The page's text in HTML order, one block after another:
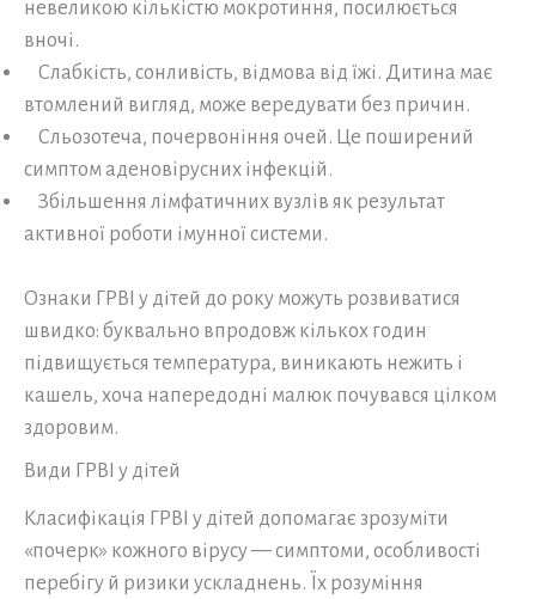
невеликою кількістю мокротиння, посилюється
вночі.
Слабкість, сонливість, відмова від їжі. Дитина має
втомлений вигляд, може вередувати без причин.
Сльозотеча, почервоніння очей. Це поширений
симптом аденовірусних інфекцій.
Збільшення лімфатичних вузлів як результат
активної роботи імунної системи.
Ознаки ГРВІ у дітей до року можуть розвиватися
швидко: буквально впродовж кількох годин
підвищується температура, виникають нежить і
кашель, хоча напередодні малюк почувався цілком
здоровим.
Види ГРВІ у дітей
Класифікація ГРВІ у дітей допомагає зрозуміти
«почерк» кожного вірусу — симптоми, особливості
перебігу й ризики ускладнень. Їх розуміння